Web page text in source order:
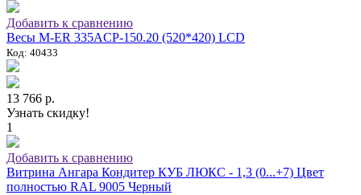
Добавить к сравнению
Весы M-ER 335ACP-150.20 (520*420) LCD
Код: 40433
13 766 р.
Узнать скидку!
1
Добавить к сравнению
Витрина Ангара Кондитер КУБ ЛЮКС - 1,3 (0...+7) Цвет
полностью RAL 9005 Черный